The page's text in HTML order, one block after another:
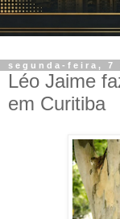
segunda-feira, 7
Léo Jaime
em Curitiba